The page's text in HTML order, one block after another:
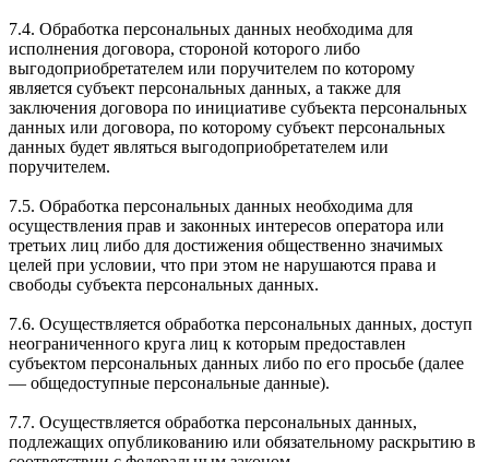
7.4. Обработка персональных данных необходима для
исполнения договора, стороной которого либо
выгодоприобретателем или поручителем по которому
является субъект персональных данных, а также для
заключения договора по инициативе субъекта персональных
данных или договора, по которому субъект персональных
данных будет являться выгодоприобретателем или
поручителем.
7.5. Обработка персональных данных необходима для
осуществления прав и законных интересов оператора или
третьих лиц либо для достижения общественно значимых
целей при условии, что при этом не нарушаются права и
свободы субъекта персональных данных.
7.6. Осуществляется обработка персональных данных, доступ
неограниченного круга лиц к которым предоставлен
субъектом персональных данных либо по его просьбе (далее
— общедоступные персональные данные).
7.7. Осуществляется обработка персональных данных,
подлежащих опубликованию или обязательному раскрытию в